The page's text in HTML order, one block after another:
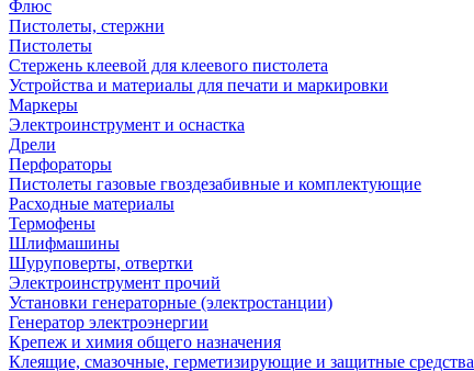
Флюс
Пистолеты, стержни
Пистолеты
Стержень клеевой для клеевого пистолета
Устройства и материалы для печати и маркировки
Маркеры
Электроинструмент и оснастка
Дрели
Перфораторы
Пистолеты газовые гвоздезабивные и комплектующие
Расходные материалы
Термофены
Шлифмашины
Шуруповерты, отвертки
Электроинструмент прочий
Установки генераторные (электростанции)
Генератор электроэнергии
Крепеж и химия общего назначения
Клеящие, смазочные, герметизирующие и защитные средства